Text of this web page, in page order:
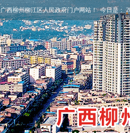
广西柳州柳江区人民政府门户网站！ 今日是：